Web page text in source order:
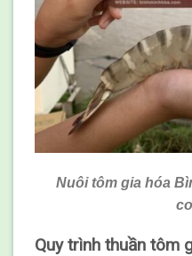
Nuôi tôm gia hóa
Quy trình thuần tôm